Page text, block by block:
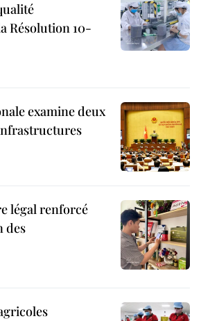
Résolution 10-
examine deux
légal renforcé
des